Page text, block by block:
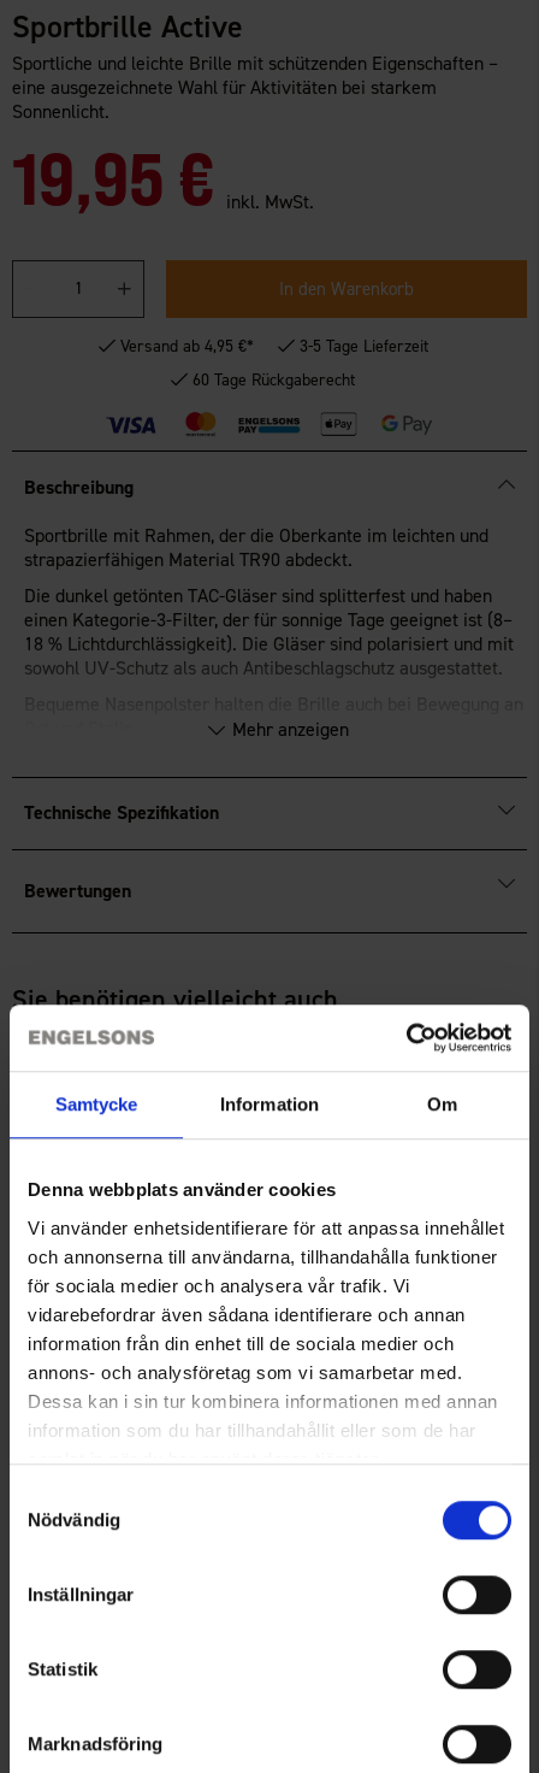
Samtycke Information Om
Denna webbplats använder cookies
Vi använder enhetsidentifierare för att anpassa innehållet
och annonserna till användarna, tillhandahålla funktioner
för sociala medier och analysera vår trafik. Vi
vidarebefordrar även sådana identifierare och annan
information från din enhet till de sociala medier och
annons- och analysföretag som vi samarbetar med.
Dessa kan i sin tur kombinera informationen med annan
information som du har tillhandahållit eller som de har
samlat in när du har använt deras tjänster.
Nödvändig
Inställningar
Statistik
Marknadsföring
Sportbrille Active
Sportliche und leichte Brille mit schützenden Eigenschaften –
eine ausgezeichnete Wahl für Aktivitäten bei starkem
Sonnenlicht.
19,95 € inkl. MwSt.
In den Warenkorb
Versand ab 4,95 €*
3-5 Tage Lieferzeit
60 Tage Rückgaberecht
Beschreibung
Sportbrille mit Rahmen, der die Oberkante im leichten und
strapazierfähigen Material TR90 abdeckt.
Die dunkel getönten TAC-Gläser sind splitterfest und haben
einen Kategorie-3-Filter, der für sonnige Tage geeignet ist (8–
18 % Lichtdurchlässigkeit). Die Gläser sind polarisiert und mit
sowohl UV-Schutz als auch Antibeschlagschutz ausgestattet.
Mehr anzeigen
Technische Spezifikation
Bewertungen
Sie benötigen vielleicht auch
Funktions-Cap
Ab7,95 €
Herren T-Shirt Active
Ab9,95 €
Ähnliche Produkte
Sportbrille Active Full Frame